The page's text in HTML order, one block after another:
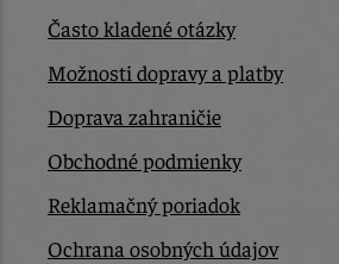
Často kladené otázky
Možnosti dopravy a platby
Doprava zahraničie
Obchodné podmienky
Reklamačný poriadok
Ochrana osobných údajov